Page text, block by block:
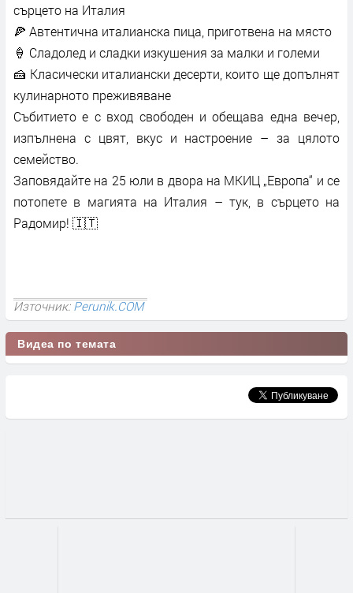
сърцето на Италия
🍕 Автентична италианска пица, приготвена на място
🍦 Сладолед и сладки изкушения за малки и големи
🍰 Класически италиански десерти, които ще допълнят
кулинарното преживяване
Събитието е с вход свободен и обещава една вечер,
изпълнена с цвят, вкус и настроение – за цялото
семейство.
Заповядайте на 25 юли в двора на МКИЦ „Европа“ и се
потопете в магията на Италия – тук, в сърцето на
Радомир! 🇮🇹
Източник:Perunik.COM
Видеа по темата